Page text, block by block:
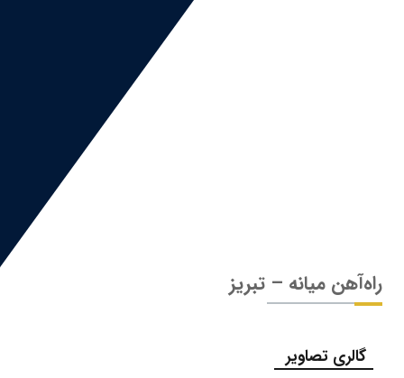
راه‌آهن میانه – تبریز
گالری تصاویر